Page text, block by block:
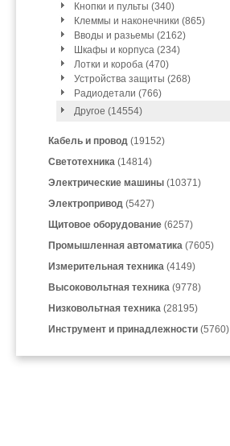
Кнопки и пульты (340)
Клеммы и наконечники (865)
Вводы и разьемы (2162)
Шкафы и корпуса (234)
Лотки и короба (470)
Устройства защиты (268)
Радиодетали (766)
Другое (14554)
Кабель и провод (19152)
Светотехника (14814)
Электрические машины (10371)
Электропривод (5427)
Щитовое оборудование (6257)
Промышленная автоматика (7605)
Измерительная техника (4149)
Высоковольтная техника (9778)
Низковольтная техника (28195)
Инструмент и принадлежности (5760)